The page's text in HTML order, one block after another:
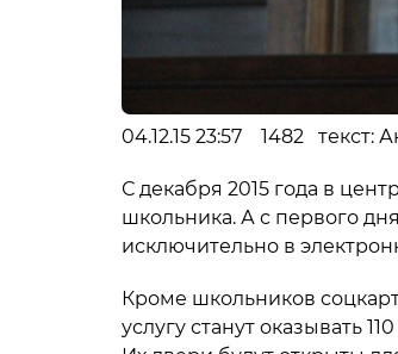
04.12.15 23:57 1482 текст:
С декабря 2015 года в
школьника. А с первого
исключительно в
Кроме школьников
услугу станут оказывать